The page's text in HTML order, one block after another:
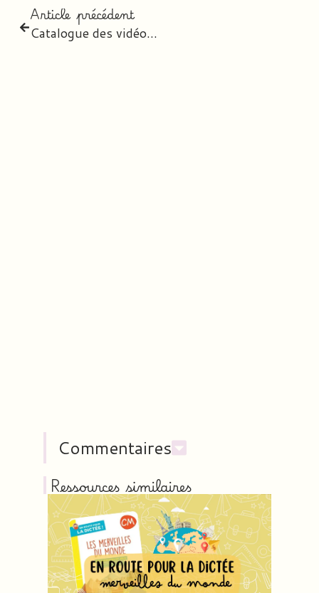
Article précédent
Catalogue des vidéos Canopé
Commentaires
Ressources similaires